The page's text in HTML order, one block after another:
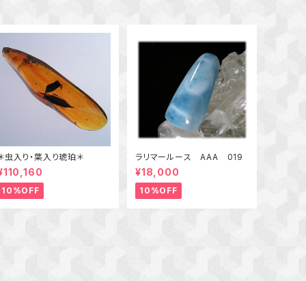
虫入り・葉入り琥珀＊
10%OFF
ラリマールース AAA 019
¥18,000
10%OFF